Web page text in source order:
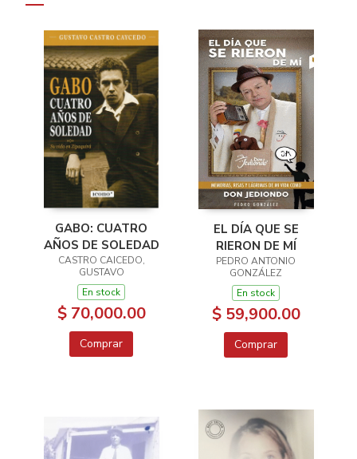
GABO: CUATRO
AÑOS DE SOLEDAD
CASTRO CAICEDO,
GUSTAVO
En stock
$ 70,000.00
Comprar
EL DÍA QUE SE
RIERON DE MÍ
PEDRO ANTONIO
GONZÁLEZ
En stock
$ 59,900.00
Comprar